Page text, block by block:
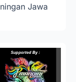
Jawa